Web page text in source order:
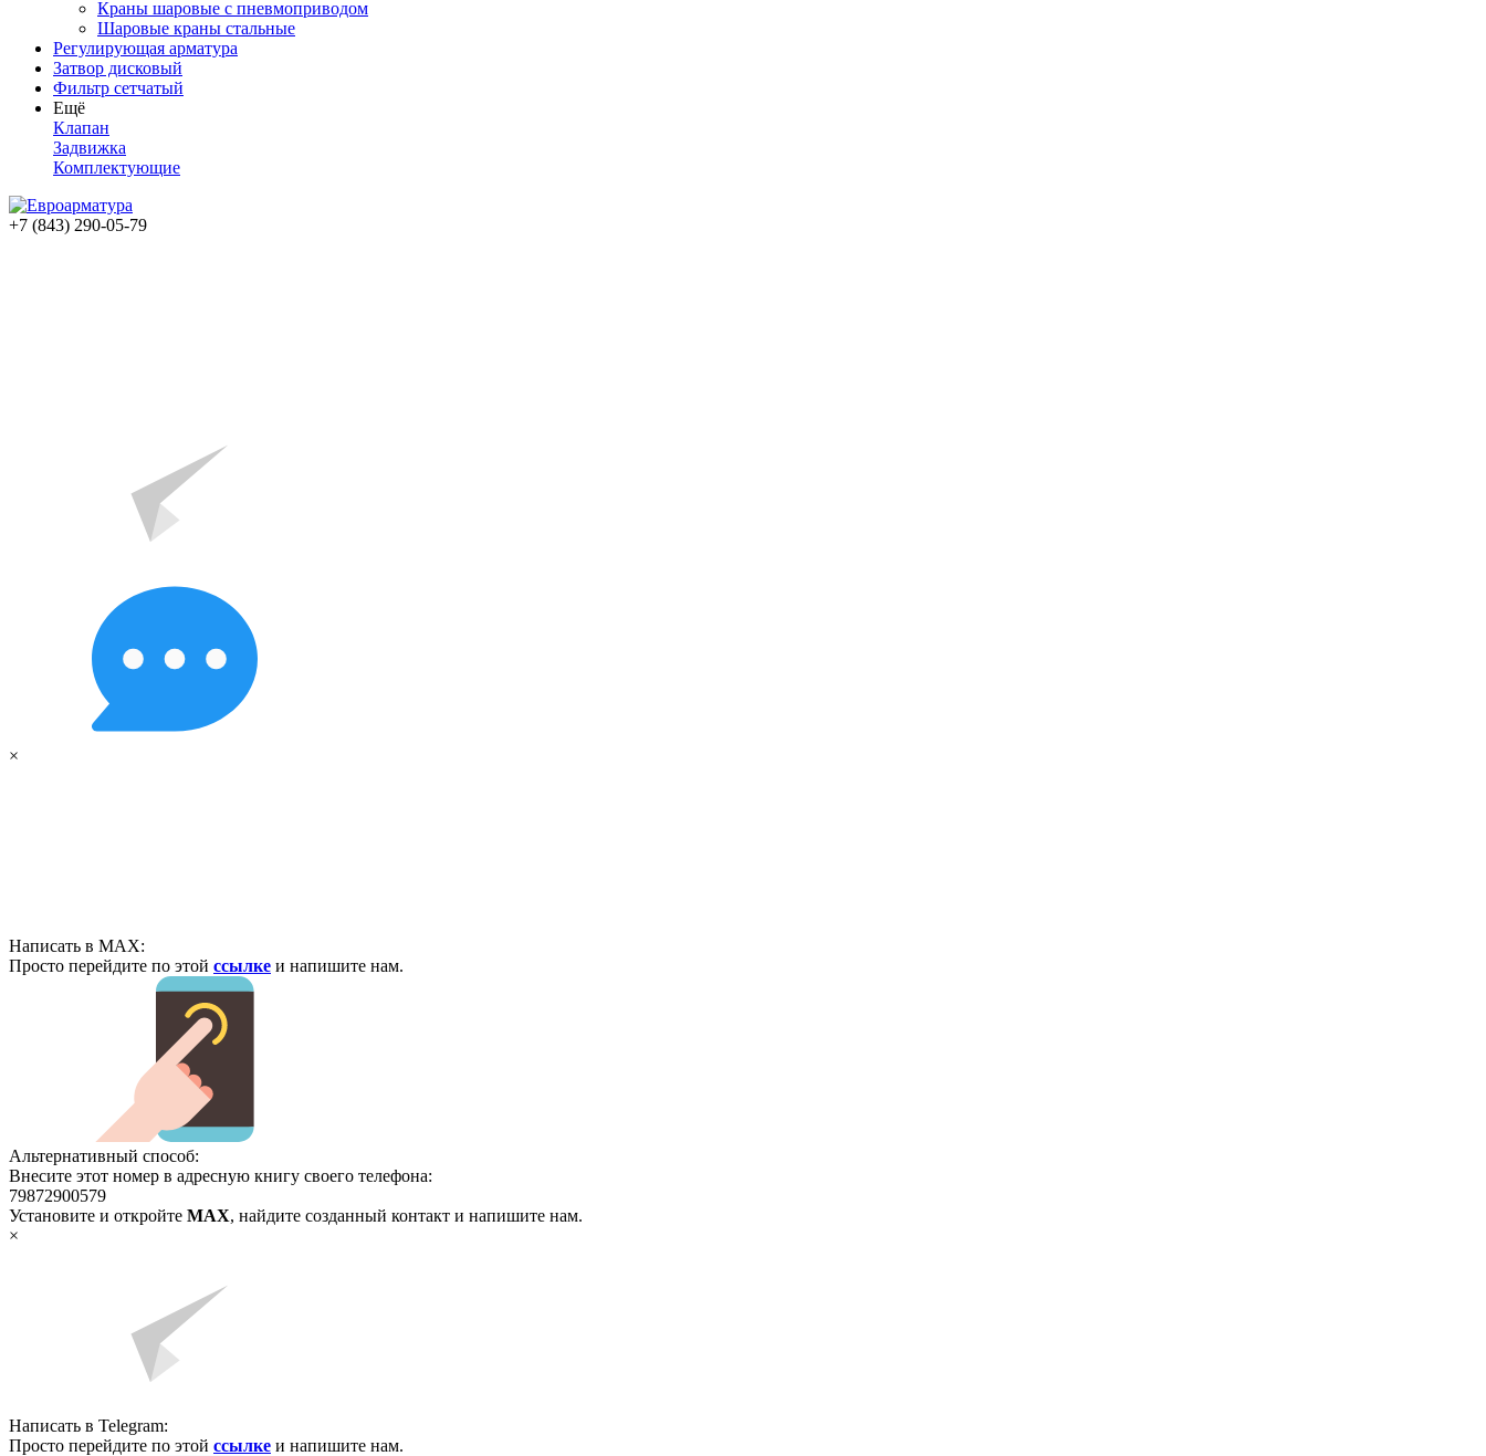
Краны шаровые с пневмоприводом
Шаровые краны стальные
Регулирующая арматура
Затвор дисковый
Фильтр сетчатый
Ещё
Клапан
Задвижка
Комплектующие
+7 (843) 290-05-79
×
Написать в MAX:
Просто перейдите по этой ссылке и напишите нам.
Альтернативный способ:
Внесите этот номер в адресную книгу своего телефона:
79872900579
Установите и откройте MAX, найдите созданный контакт и напишите нам.
×
Написать в Telegram:
Просто перейдите по этой ссылке и напишите нам.